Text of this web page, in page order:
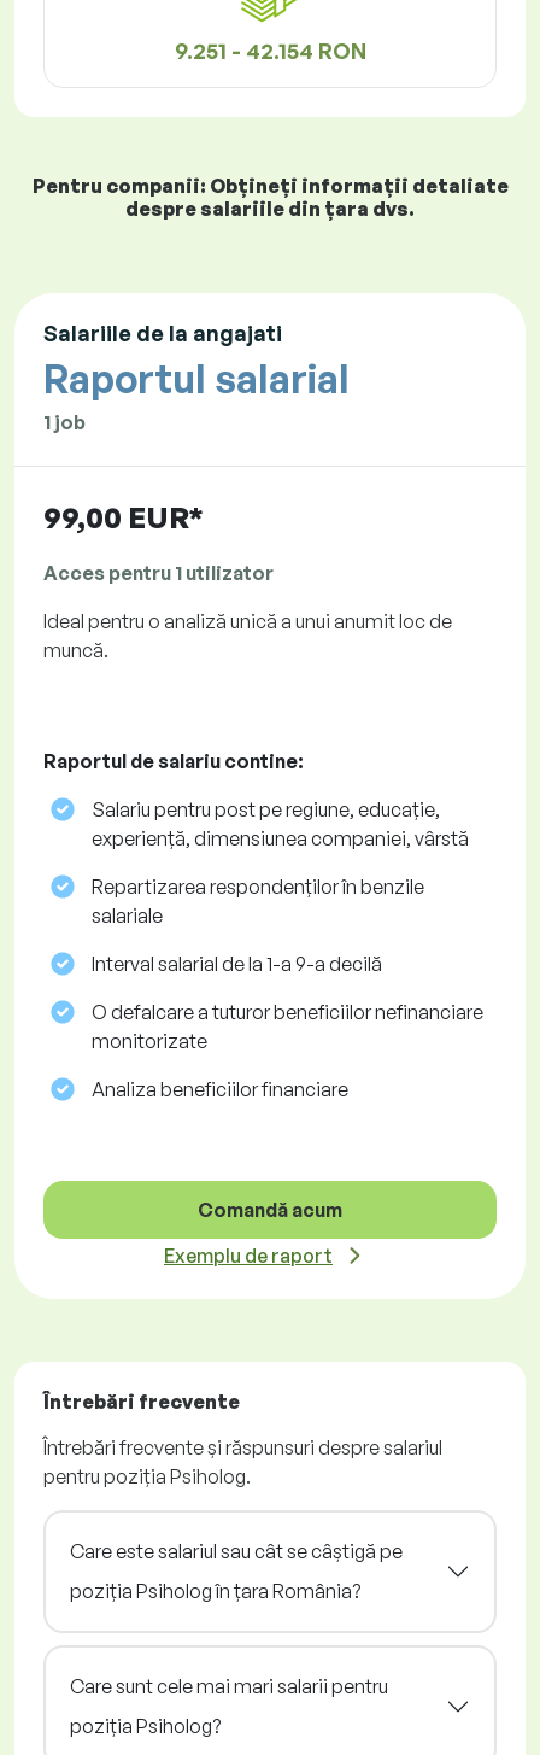
9.251 - 42.154 RON
Pentru companii: Obțineți informații detaliate
despre salariile din țara dvs.
Salariile de la angajati
Raportul salarial
1 job
99,00 EUR*
Acces pentru 1 utilizator
Ideal pentru o analiză unică a unui anumit loc de
muncă.
Raportul de salariu contine:
Salariu pentru post pe regiune, educație,
experiență, dimensiunea companiei, vârstă
Repartizarea respondenților în benzile
salariale
Interval salarial de la 1-a 9-a decilă
O defalcare a tuturor beneficiilor nefinanciare
monitorizate
Analiza beneficiilor financiare
Comandă acum
Exemplu de raport
Întrebări frecvente
Întrebări frecvente și răspunsuri despre salariul
pentru poziția Psiholog.
Care este salariul sau cât se câștigă pe
poziția Psiholog în țara România?
Care sunt cele mai mari salarii pentru
poziția Psiholog?